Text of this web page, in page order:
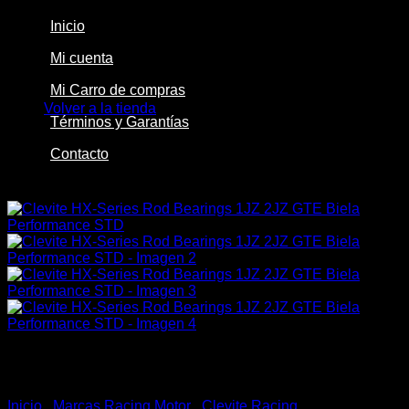
Volver a la tienda
Inicio
Mi cuenta
Mi Carro de compras
Términos y Garantías
Contacto
Inicio Marcas Racing Motor Clevite Racing